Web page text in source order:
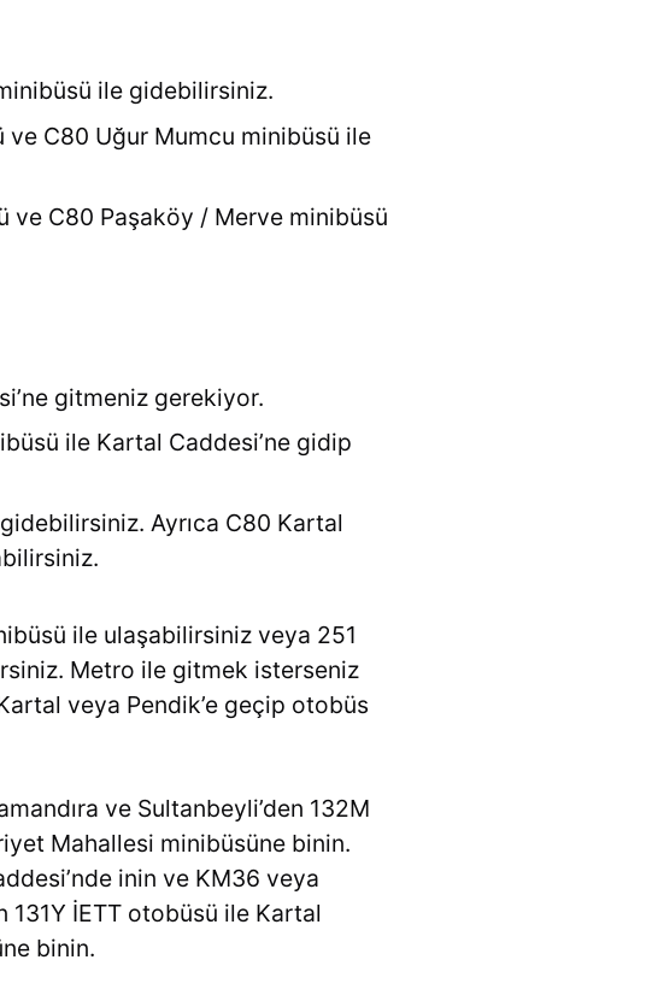
ile gidebilirsiniz.
ve C80 Uğur Mumcu minibüsü ile
ve C80 Paşaköy / Merve minibüsü
gitmeniz gerekiyor.
ile Kartal Caddesi’ne gidip
Ayrıca C80 Kartal
ile ulaşabilirsiniz veya 251
Metro ile gitmek isterseniz
veya Pendik’e geçip otobüs
ve Sultanbeyli’den 132M
Mahallesi minibüsüne binin.
inin ve KM36 veya
131Y İETT otobüsü ile Kartal
binin.